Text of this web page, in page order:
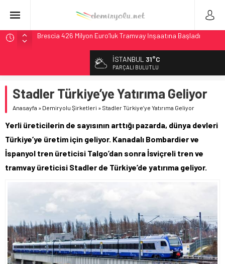
Brescia 426 Milyon Euro’luk Tramvay İnşaatına Başladı
Northern Railway Doğruladı: 308 Bin Rupiye Özel Vagonda
Chicago’da Metra Polisi BVLOS Drone’larla Müdahale
NJ Transit’ten Tarihi Bütçe: 46 Yılın Rekoru Onaylandı
Rocky Mountain, Güneş Enerjili Tesisten İlk Rayı Sevk Etti
İSTANBUL 31°C
PARÇALI BULUTLU
Stadler Türkiye’ye Yatırıma Geliyor
Anasayfa » Demiryolu Şirketleri » Stadler Türkiye’ye Yatırıma Geliyor
Yerli üreticilerin de sayısının arttığı pazarda, dünya devleri
Türkiye’ye üretim için geliyor. Kanadalı Bombardier ve
İspanyol tren üreticisi Talgo’dan sonra İsviçreli tren ve
tramvay üreticisi Stadler de Türkiye’de yatırıma geliyor.